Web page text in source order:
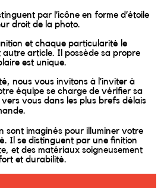
par l’icône en forme d’étoile
droit de la photo.
et chaque particularité le
article. Il possède sa propre
est unique.
nous vous invitons à l’inviter à
équipe se charge de vérifier sa
vous dans les plus brefs délais
sont imaginés pour illuminer votre
Il se distinguent par une finition
et des matériaux soigneusement
et durabilité.